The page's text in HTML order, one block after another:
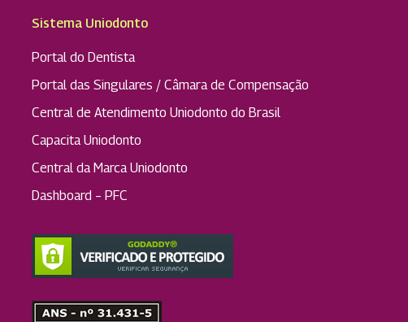
Sistema Uniodonto
Portal do Dentista
Portal das Singulares / Câmara de Compensação
Central de Atendimento Uniodonto do Brasil
Capacita Uniodonto
Central da Marca Uniodonto
Dashboard – PFC